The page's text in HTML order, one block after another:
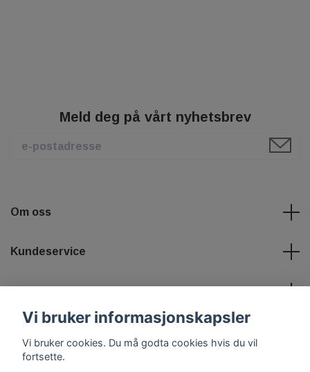
Meld deg på vårt nyhetsbrev
Om oss
Kundeservice
Vi bruker informasjonskapsler
Vi bruker cookies. Du må godta cookies hvis du vil
fortsette.